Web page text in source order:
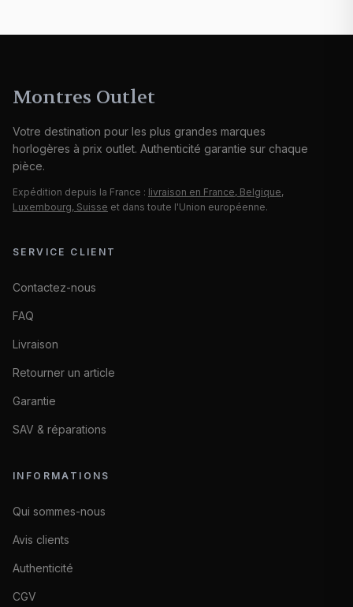
Montres Outlet
Votre destination pour les plus grandes marques
horlogères à prix outlet. Authenticité garantie sur chaque
pièce.
Expédition depuis la France : livraison en France, Belgique,
Luxembourg, Suisse et dans toute l'Union européenne.
SERVICE CLIENT
Contactez-nous
FAQ
Livraison
Retourner un article
Garantie
SAV & réparations
INFORMATIONS
Qui sommes-nous
Avis clients
Authenticité
CGV